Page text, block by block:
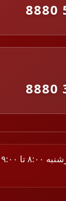
8880
8880